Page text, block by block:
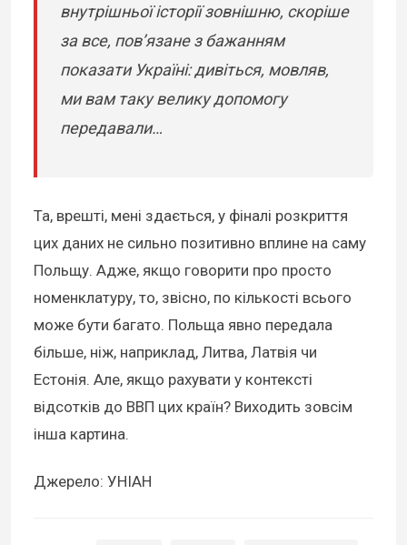
внутрішньої історії зовнішню, скоріше
за все, пов’язане з бажанням
показати Україні: дивіться, мовляв,
ми вам таку велику допомогу
передавали…
Та, врешті, мені здається, у фіналі розкриття
цих даних не сильно позитивно вплине на саму
Польщу. Адже, якщо говорити про просто
номенклатуру, то, звісно, по кількості всього
може бути багато. Польща явно передала
більше, ніж, наприклад, Литва, Латвія чи
Естонія. Але, якщо рахувати у контексті
відсотків до ВВП цих країн? Виходить зовсім
інша картина.
Джерело: УНІАН